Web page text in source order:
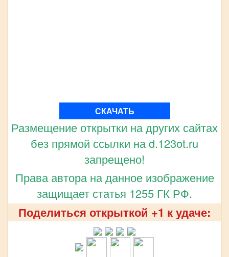
СКАЧАТЬ
Размещение открытки на других сайтах
без прямой ссылки на d.123ot.ru
запрещено!
Права автора на данное изображение
защищает статья 1255 ГК РФ.
Поделиться открыткой +1 к удаче: